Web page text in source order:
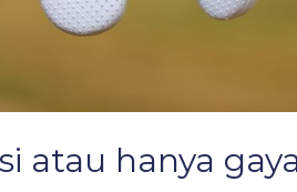
atau hanya